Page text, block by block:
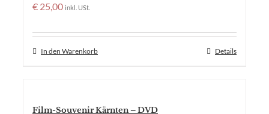
€ 25,00 inkl. USt.
In den Warenkorb Details
Film-Souvenir Kärnten – DVD